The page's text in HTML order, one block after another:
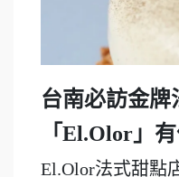
台南必訪金牌
「El.Olor」
El.Olor法式甜點